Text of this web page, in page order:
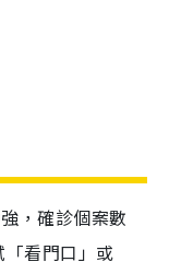
，確診個案數
看門口」或